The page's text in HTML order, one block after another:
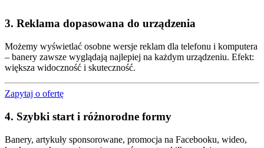
3. Reklama dopasowana do urządzenia
Możemy wyświetlać osobne wersje reklam dla telefonu i komputera
– banery zawsze wyglądają najlepiej na każdym urządzeniu. Efekt:
większa widoczność i skuteczność.
Zapytaj o ofertę
4. Szybki start i różnorodne formy
Banery, artykuły sponsorowane, promocja na Facebooku, wideo,